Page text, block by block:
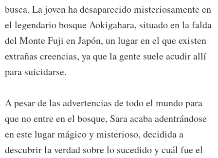
busca. La joven ha desaparecido misteriosamente en
el legendario bosque Aokigahara, situado en la falda
del Monte Fuji en Japón, un lugar en el que existen
extrañas creencias, ya que la gente suele acudir allí
para suicidarse.
A pesar de las advertencias de todo el mundo para
que no entre en el bosque, Sara acaba adentrándose
en este lugar mágico y misterioso, decidida a
descubrir la verdad sobre lo sucedido y cuál fue el